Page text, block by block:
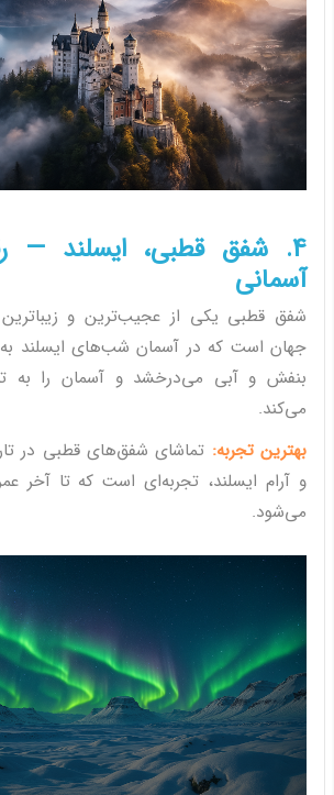
4. شفق قطبی، ایسلند —
آسمانی
شفق قطبی یکی از عجیب‌ترین و
جهان است که در آسمان شب‌های ایسلند
بنفش و آبی می‌درخشد و آسمان را به
می‌کند.
بهترین تجربه: تماشای شفق‌های قطبی در
و آرام ایسلند، تجربه‌ای است که تا
می‌شود.